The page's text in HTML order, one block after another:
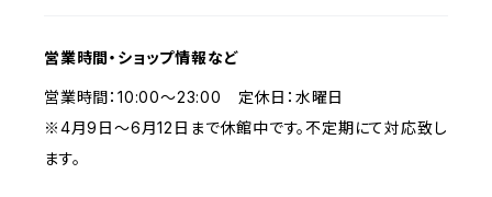
営業時間・ショップ情報など
営業時間：10:00〜23:00 定休日：水曜日
※4月9日〜6月12日まで休館中です。不定期にて対応致し
ます。